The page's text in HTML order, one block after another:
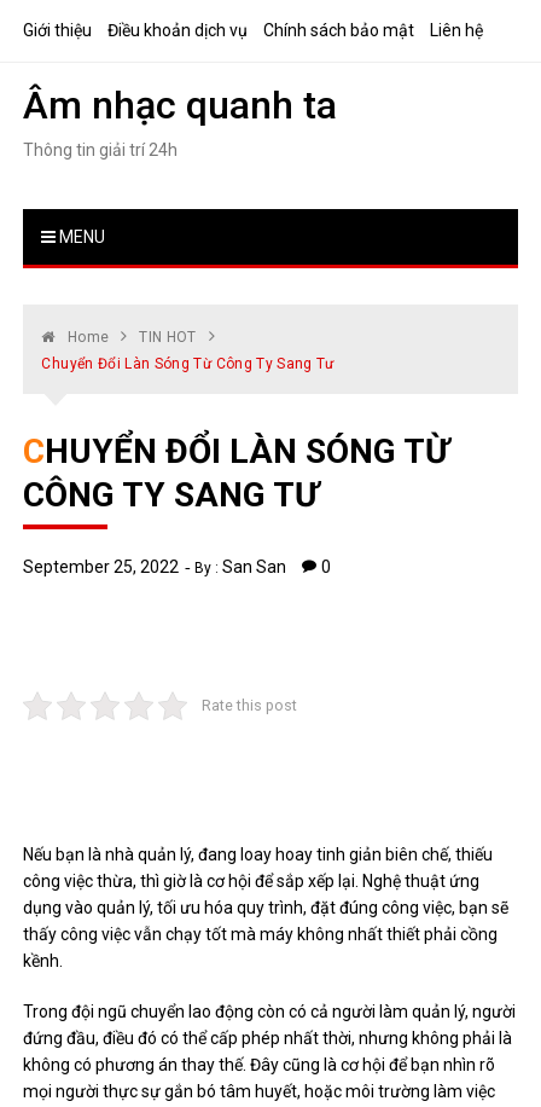
Giới thiệu Điều khoản dịch vụ Chính sách bảo mật Liên hệ
Âm nhạc quanh ta
Thông tin giải trí 24h
MENU
Home
TIN HOT
Chuyển Đổi Làn Sóng Từ Công Ty Sang Tư
CHUYỂN ĐỔI LÀN SÓNG TỪ
CÔNG TY SANG TƯ
September 25, 2022 By :San San 0
Rate this post
Nếu bạn là nhà quản lý, đang loay hoay tinh giản biên chế, thiếu
công việc thừa, thì giờ là cơ hội để sắp xếp lại. Nghệ thuật ứng
dụng vào quản lý, tối ưu hóa quy trình, đặt đúng công việc, bạn sẽ
thấy công việc vẫn chạy tốt mà máy không nhất thiết phải cồng
kềnh.
Trong đội ngũ chuyển lao động còn có cả người làm quản lý, người
đứng đầu, điều đó có thể cấp phép nhất thời, nhưng không phải là
không có phương án thay thế. Đây cũng là cơ hội để bạn nhìn rõ
mọi người thực sự gắn bó tâm huyết, hoặc môi trường làm việc